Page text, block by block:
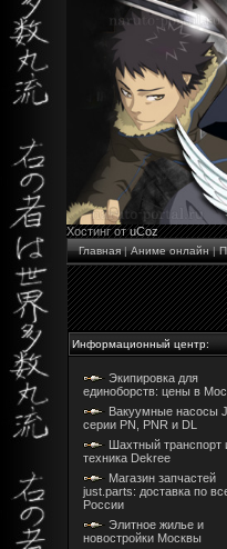
Хостинг отuCoz
Главная|Аниме онлайн|
Информационный центр:
Экипировка для
единоборств: цены в
Вакуумные насосы
серии PN, PNR и DL
Шахтный транспорт
техника Dekree
Магазин запчастей
just.parts: доставка по
России
Элитное жилье и
новостройки Москвы